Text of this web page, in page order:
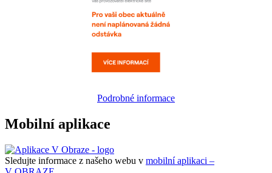
Podrobné informace
Mobilní aplikace
Sledujte informace z našeho webu v mobilní aplikaci –